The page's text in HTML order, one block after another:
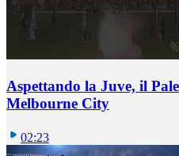
Aspettando la Juve, il
Melbourne City
02:23